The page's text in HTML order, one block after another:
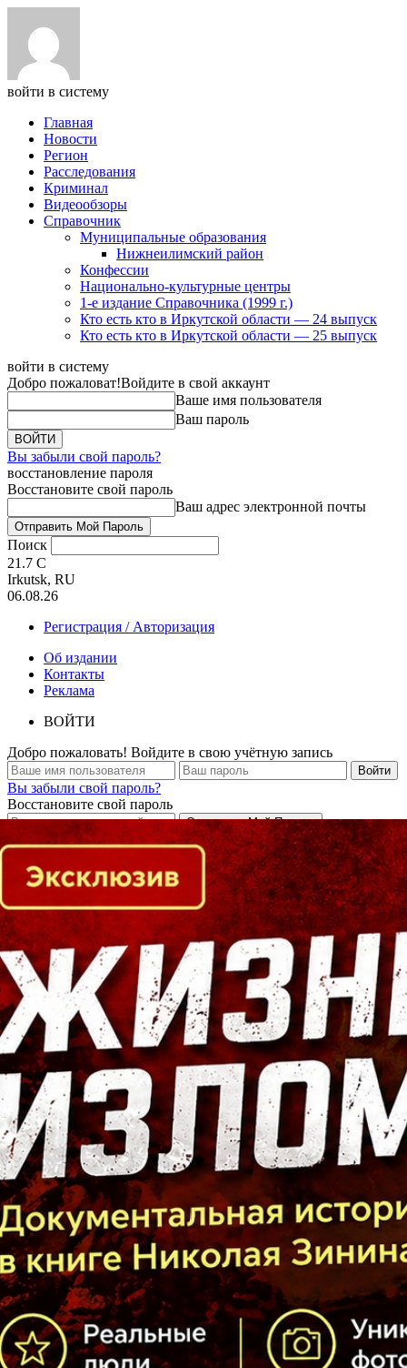
войти в систему
Главная
Новости
Регион
Расследования
Криминал
Видеообзоры
Справочник
Муниципальные образования
Нижнеилимский район
Конфессии
Национально-культурные центры
1-е издание Справочника (1999 г.)
Кто есть кто в Иркутской области — 24 выпуск
Кто есть кто в Иркутской области — 25 выпуск
войти в систему
Добро пожаловат!Войдите в свой аккаунт
Ваше имя пользователя
Ваш пароль
Вы забыли свой пароль?
восстановление пароля
Восстановите свой пароль
Ваш адрес электронной почты
Поиск
21.7 C
Irkutsk, RU
06.08.26
Регистрация / Авторизация
Об издании
Контакты
Реклама
ВОЙТИ
Добро пожаловать! Войдите в свою учётную запись
Вы забыли свой пароль?
Восстановите свой пароль
Кто есть кто в Байкальском регионе